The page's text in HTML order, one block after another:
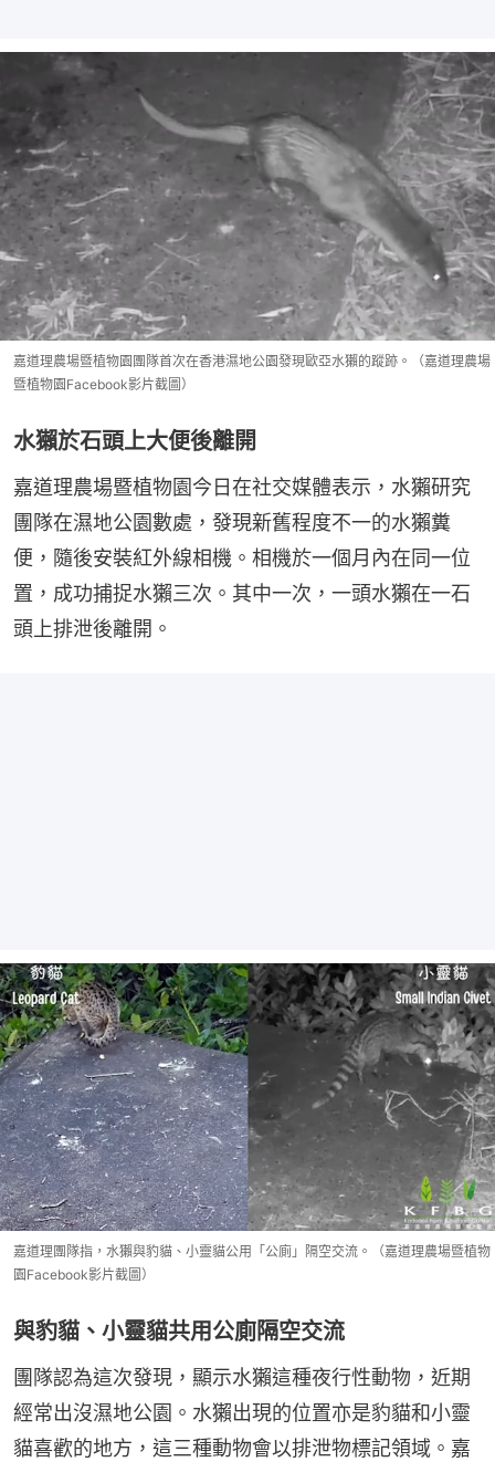
嘉道理農場暨植物園團隊首次在香港濕地公園發現歐亞水獺的蹤跡。（嘉道理農場
暨植物園Facebook影片截圖）
水獺於石頭上大便後離開
嘉道理農場暨植物園今日在社交媒體表示，水獺研究
團隊在濕地公園數處，發現新舊程度不一的水獺糞
便，隨後安裝紅外線相機。相機於一個月內在同一位
置，成功捕捉水獺三次。其中一次，一頭水獺在一石
頭上排泄後離開。
嘉道理團隊指，水獺與豹貓、小靈貓公用「公廁」隔空交流。（嘉道理農場暨植物
園Facebook影片截圖）
與豹貓、小靈貓共用公廁隔空交流
團隊認為這次發現，顯示水獺這種夜行性動物，近期
經常出沒濕地公園。水獺出現的位置亦是豹貓和小靈
貓喜歡的地方，這三種動物會以排泄物標記領域。嘉